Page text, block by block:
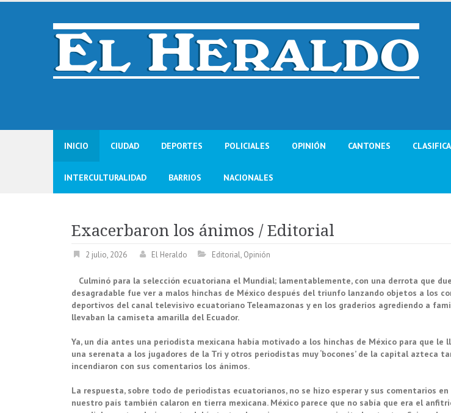
Skip
INICIO CIUDAD DEPORTES POLICIALES OPINIÓN CANTONES
INTERCULTURALIDAD BARRIOS NACIONALES
Exacerbaron los ánimos / Editorial
2 julio, 2026 El Heraldo Editorial, Opinión
Culminó para la selección ecuatoriana el Mundial; lamentablemente, con una derrota que
desagradable fue ver a malos hinchas de México después del triunfo lanzando objetos a los
deportivos del canal televisivo ecuatoriano Teleamazonas y en los graderíos agrediendo a
llevaban la camiseta amarilla del Ecuador.
Ya, un día antes una periodista mexicana había motivado a los hinchas de México para que le
una serenata a los jugadores de la Tri y otros periodistas muy ‘bocones’ de la capital azteca
incendiaron con sus comentarios los ánimos.
La respuesta, sobre todo de periodistas ecuatorianos, no se hizo esperar y sus comentarios en
nuestro país también calaron en tierra mexicana. México parece que no sabía que era el